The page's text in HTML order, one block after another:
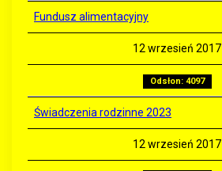
Fundusz alimentacyjny
12 wrzesień 2017
Odsłon: 4097
Świadczenia rodzinne 2023
12 wrzesień 2017